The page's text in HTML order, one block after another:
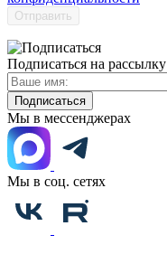
Отправить
Подписаться на рассылку
Подписаться
Мы в мессенджерах
Мы в соц. сетях